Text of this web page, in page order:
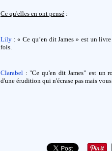
Ce qu'elles en ont pensé :
Lily : « Ce qu’en dit James » est un
fois.
Clarabel : "Ce qu'en dit James" est un
d'une érudition qui n'écrase pas mais